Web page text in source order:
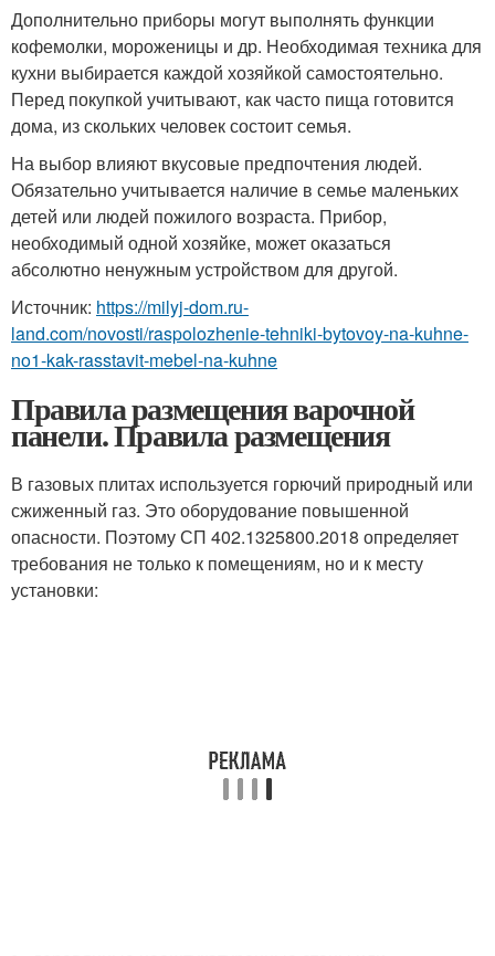
Дополнительно приборы могут выполнять функции
кофемолки, мороженицы и др. Необходимая техника для
кухни выбирается каждой хозяйкой самостоятельно.
Перед покупкой учитывают, как часто пища готовится
дома, из скольких человек состоит семья.
На выбор влияют вкусовые предпочтения людей.
Обязательно учитывается наличие в семье маленьких
детей или людей пожилого возраста. Прибор,
необходимый одной хозяйке, может оказаться
абсолютно ненужным устройством для другой.
Источник: https://milyj-dom.ru-
land.com/novosti/raspolozhenie-tehniki-bytovoy-na-kuhne-
no1-kak-rasstavit-mebel-na-kuhne
Правила размещения варочной
панели. Правила размещения
В газовых плитах используется горючий природный или
сжиженный газ. Это оборудование повышенной
опасности. Поэтому СП 402.1325800.2018 определяет
требования не только к помещениям, но и к месту
установки: